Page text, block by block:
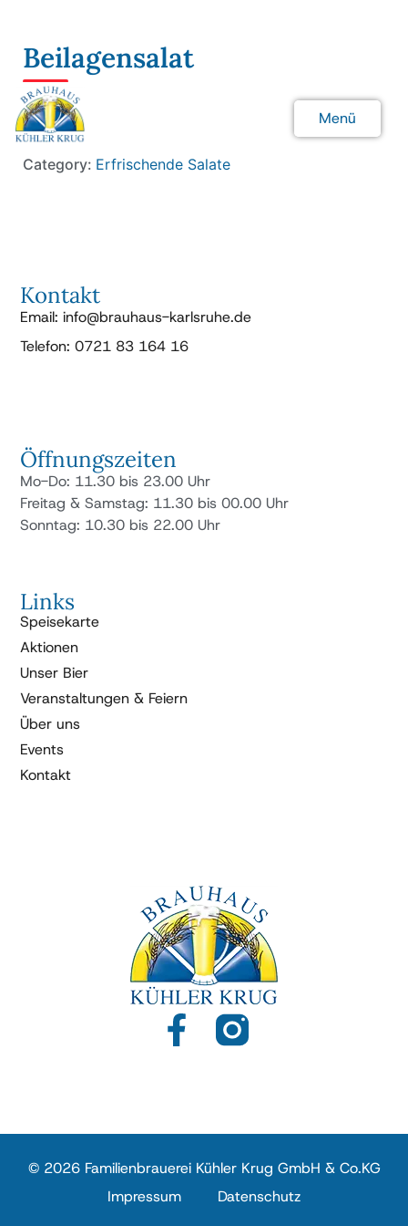
Menü
Beilagensalat
5.00 €
🌱 Vegan
Category: Erfrischende Salate
Öffnungszeiten
Mo-Do: 11.30 bis 23.00 Uhr
Freitag & Samstag: 11.30 bis 00.00 Uhr
Sonntag: 10.30 bis 22.00 Uhr
Kontakt
Email: info@brauhaus-karlsruhe.de
Telefon: 0721 83 164 16
Links
Speisekarte
Aktionen
Unser Bier
Veranstaltungen & Feiern
Über uns
Events
Kontakt
© 2026 Familienbrauerei Kühler Krug GmbH & Co.KG
Impressum
Datenschutz